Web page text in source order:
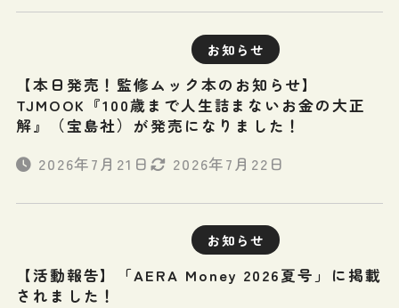
お知らせ
【本日発売！監修ムック本のお知らせ】
TJMOOK『100歳まで人生詰まないお金の大正
解』（宝島社）が発売になりました！
2026年7月21日
2026年7月22日
お知らせ
【活動報告】「AERA Money 2026夏号」に掲載
されました！